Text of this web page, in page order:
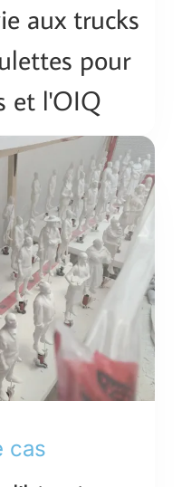
aux trucks
pour
et l'OIQ
cas